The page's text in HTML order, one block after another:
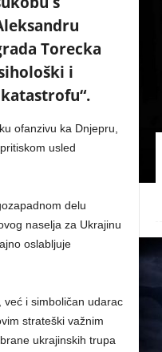
Torecka
i
ofanzivu ka Dnjepru,
usled
delu
naselja za Ukrajinu
oslabljuje
već i simboličan udarac
strateški važnim
ukrajinskih trupa